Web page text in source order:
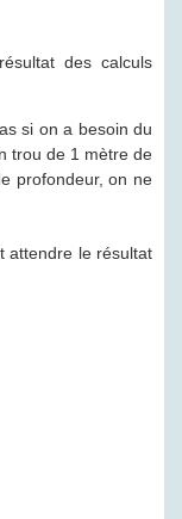
des calculs
si on a besoin du
trou de 1 mètre de
profondeur, on ne
attendre le résultat